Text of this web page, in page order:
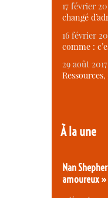
17 février
changé
16 février
comme :
29 août
À la une
Nan
amoureux »